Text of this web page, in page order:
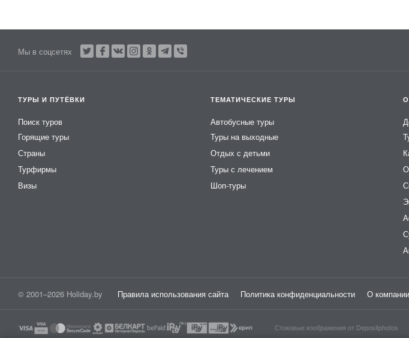
Мы в соцсетях
ТУРЫ И ПУТЁВКИ
Поиск туров
Горящие туры
Страны
Турфирмы
Визы
ТЕМАТИЧЕСКИЕ ТУРЫ
Автобусные туры
Туры на выходные
Отдых с детьми
Туры с лечением
Шоп-туры
© 2001–2026 Holiday.by Правила использования сайта Политика конфиденциальности О компании
Стоковые изображения от Depositphotos